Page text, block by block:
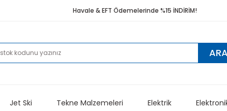
Havale & EFT Ödemelerinde %15 İNDİRİM!
ARA
Jet Ski Tekne Malzemeleri Elektrik